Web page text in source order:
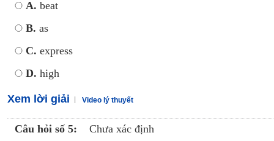
A. beat
B. as
C. express
D. high
Xem lời giải Video lý thuyết
Câu hỏi số 5:
Chưa xác định